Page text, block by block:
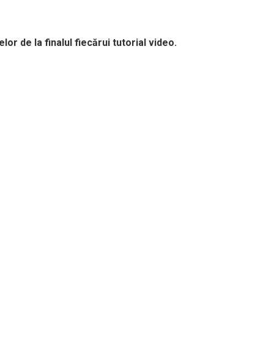
de la finalul fiecărui tutorial video.